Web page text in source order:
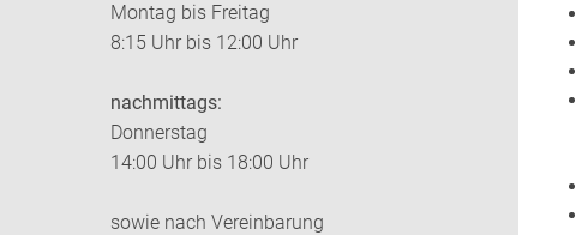
Montag bis Freitag
8:15 Uhr bis 12:00 Uhr
nachmittags:
Donnerstag
14:00 Uhr bis 18:00 Uhr
sowie nach Vereinbarung